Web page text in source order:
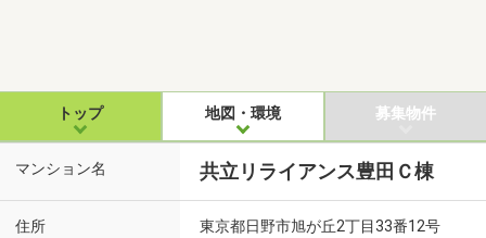
トップ 地図・環境 募集物件
マンション名 共立リライアンス豊田Ｃ棟
住所 東京都日野市旭が丘2丁目33番12号